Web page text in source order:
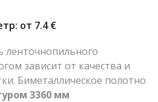
от 7.4 €
ленточнопильного
зависит от качества и
Биметаллическое полотно
3360 мм